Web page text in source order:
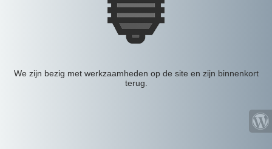
We zijn bezig met werkzaamheden op de site en zijn binnenkort
terug.